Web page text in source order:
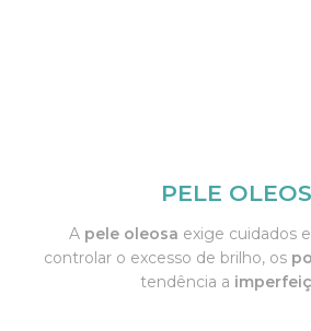
PELE
A pele oleosa exige cuidados
controlar o excesso de brilho, os
tendência a